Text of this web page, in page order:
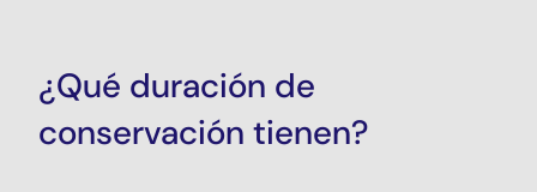
¿Qué duración de
conservación tienen?